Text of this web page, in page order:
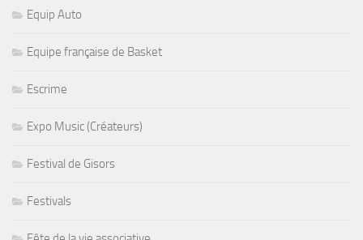
Equip Auto
Equipe française de Basket
Escrime
Expo Music (Créateurs)
Festival de Gisors
Festivals